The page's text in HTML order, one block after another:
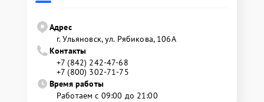
Адрес
г. Ульяновск, ул. Рябикова, 106А
Контакты
+7 (842) 242-47-68
+7 (800) 302-71-75
Время работы
Работаем с 09:00 до 21:00